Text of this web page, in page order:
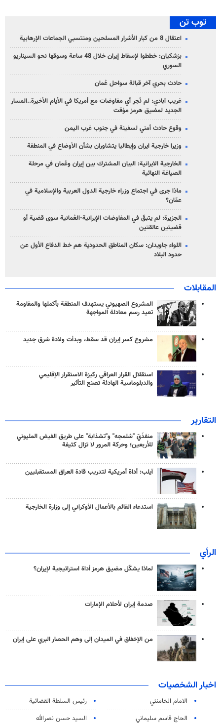
توب تن
اعتقال 8 من كبار الأشرار المسلحين ومنتسبي الجماعات الإرهابية
بزشكيان: خططوا لإسقاط إيران خلال 48 ساعة وسوقها نحو السيناريو
السوري
حادث بحري آخر قبالة سواحل عُمان
غريب آبادي: لم نُجرِ أي مفاوضات مع أمريكا في الأيام الأخيرة..المسار
الجديد لمضيق هرمز مؤقت
وقوع حادث أمني لسفينة في جنوب غرب اليمن
وزيرا خارجية ايران وإيطاليا يتشاوران بشأن الأوضاع في المنطقة
الخارجية الايرانية: البيان المشترك بين إيران وعُمان في مرحلة
الصياغة النهائية
ماذا جرى في اجتماع وزراء خارجية الدول العربية والإسلامية في
عمّان؟
الجزيرة: لم يتبقّ في المفاوضات الإيرانية-العُمانية سوى قضية أو
قضيتين عالقتين
اللواء جاويدان: سكان المناطق الحدودية هم خط الدفاع الأول عن
حدود البلاد
المقابلات
المشروع الصهيوني يستهدف المنطقة بأكملها والمقاومة
تعيد رسم معادلة المواجهة
مشروع كسر إيران قد سقط، وبدأت ولادة شرق جديد
استقلال القرار العراقي ركيزة الاستقرار الإقليمي
والدبلوماسية الهادئة تصنع التأثير
التقارير
منفذَيّ "شلمجه" و"تشذابة" على طريق الفيض المليوني
للأربعين؛ وحركة المرور لا تزال كثيفة
آيلب: أداة أمريكية لتدريب قادة العراق المستقبليين
استدعاء القائم بالأعمال الأوكراني إلى وزارة الخارجية
الرأي
لماذا يشكّل مضيق هرمز أداة استراتيجية لإيران؟
صدمة إيران لأحلام الإمارات
من الإخفاق في الميدان إلى وهم الحصار البري على إيران
اخبار الشخصيات
الامام الخامنئي
رئیس السلطة القضائیة
الحاج قاسم سليماني
السيد حسن نصرالله